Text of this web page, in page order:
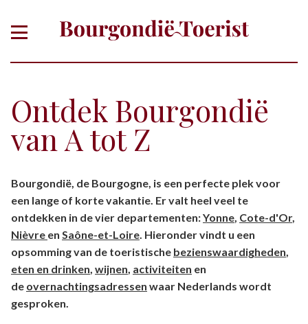
Ontdek Bourgondië
van A tot Z
departement
Bourgondië, de Bourgogne, is een perfecte plek voor
een lange of korte vakantie. Er valt heel veel te
ontdekken in de vier departementen:Yonne, Cote-d'Or,
Nièvre en Saône-et-Loire. Hieronder vindt u een
opsomming van de toeristische bezienswaardigheden,
eten en drinken, wijnen, activiteiten en
de overnachtingsadressen waar Nederlands wordt
gesproken.